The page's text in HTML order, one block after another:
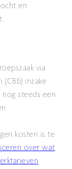
en
via
inzake
steeds een
kosten is te
over wat